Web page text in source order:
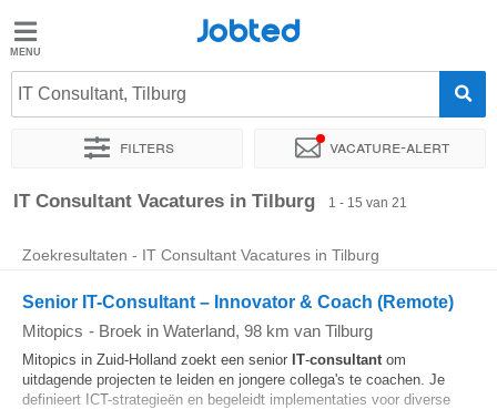
Jobted
Vacatures
Salarissen
Jobted
IT Consultant, Tilburg
Filters Vacature-alert
Sorteer op Exacte locatie Soort dienstverband
IT Consultant Vacatures in Tilburg 1 - 15 van 21
Zoekresultaten - IT Consultant Vacatures in Tilburg
Senior IT-Consultant – Innovator & Coach (Remote)
Mitopics - Broek in Waterland, 98 km van Tilburg
Mitopics in Zuid-Holland zoekt een senior IT-consultantom
uitdagende projecten te leiden en jongere collega's te coachen. Je
definieert ICT-strategieën en begeleidt implementaties voor diverse